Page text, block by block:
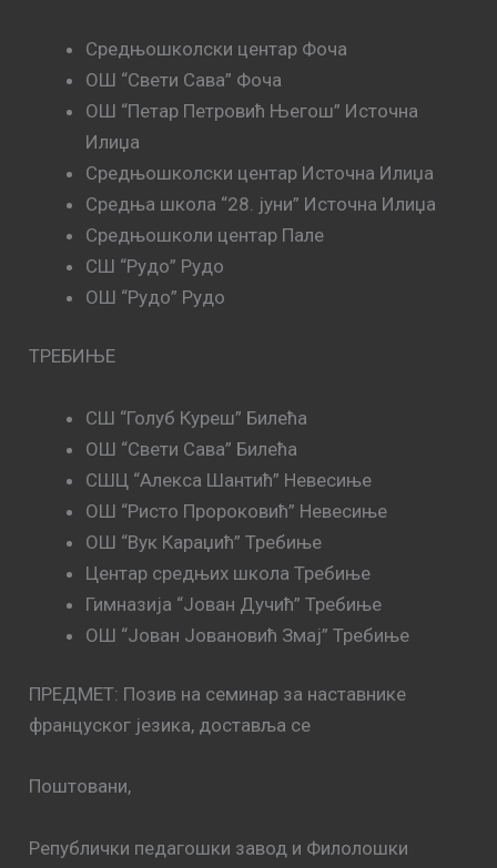
Средњошколски центар Фоча
ОШ “Свети Сава” Фоча
ОШ “Петар Петровић Његош” Источна
Илиџа
Средњошколски центар Источна Илиџа
Средња школа “28. јуни” Источна Илиџа
Средњошколи центар Пале
СШ “Рудо” Рудо
ОШ “Рудо” Рудо
ТРЕБИЊЕ
СШ “Голуб Куреш” Билећа
ОШ “Свети Сава” Билећа
СШЦ “Алекса Шантић” Невесиње
ОШ “Ристо Пророковић” Невесиње
ОШ “Вук Караџић” Требиње
Центар средњих школа Требиње
Гимназија “Јован Дучић” Требиње
ОШ “Јован Јовановић Змај” Требиње
ПРЕДМЕТ: Позив на семинар за наставнике
француског језика, доставља се
Поштовани,
Републички педагошки завод и Филолошки